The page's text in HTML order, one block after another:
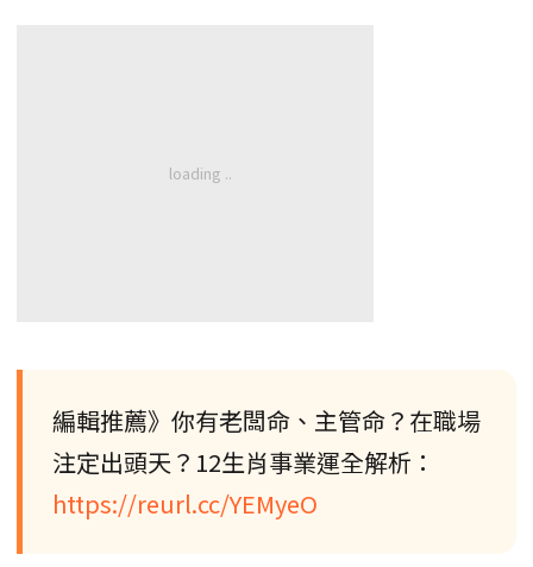
編輯推薦》你有老闆命、主管命？在職場
注定出頭天？12生肖事業運全解析：
https://reurl.cc/YEMyeO